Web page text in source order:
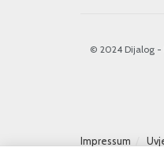
© 2024 Dijalog -
Impressum